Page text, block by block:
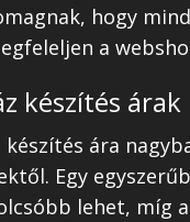
hogy
a
készítés árak
készítés ára
Egy
lehet, míg